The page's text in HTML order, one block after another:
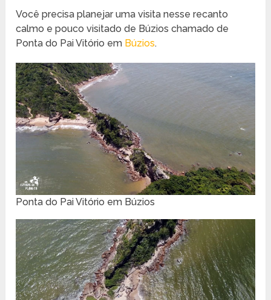
Você precisa planejar uma visita nesse recanto
calmo e pouco visitado de Búzios chamado de
Ponta do Pai Vitório em Búzios.
Ponta do Pai Vitório em Búzios